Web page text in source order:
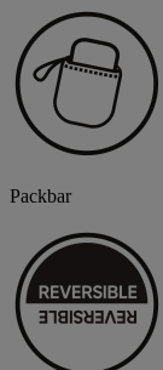
Packbar